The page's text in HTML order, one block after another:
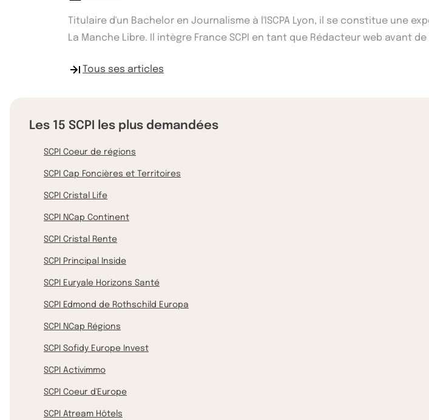
Titulaire d'un Bachelor en Journalisme à l'ISCPA Lyon, il se constitue une
La Manche Libre. Il intègre France SCPI en tant que Rédacteur web avant
Tous ses articles
Les 15 SCPI les plus demandées
SCPI Coeur de régions
SCPI Cap Foncières et Territoires
SCPI Cristal Life
SCPI NCap Continent
SCPI Cristal Rente
SCPI Principal Inside
SCPI Euryale Horizons Santé
SCPI Edmond de Rothschild Europa
SCPI NCap Régions
SCPI Sofidy Europe Invest
SCPI Activimmo
SCPI Coeur d'Europe
SCPI Atream Hôtels